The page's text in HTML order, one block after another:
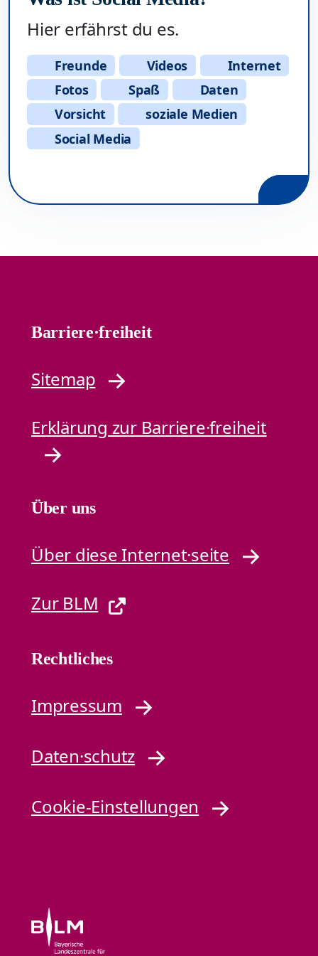
Hier erfährst du es.
Freunde Videos
Internet
Fotos
Spaß
Daten
Vorsicht
soziale Medien
Social Media
Barriere·freiheit
Sitemap
Erklärung zur Barriere·freiheit
Über uns
Über diese Internet·seite
Zur BLM
Rechtliches
Impressum
Daten·schutz
Cookie-Einstellungen